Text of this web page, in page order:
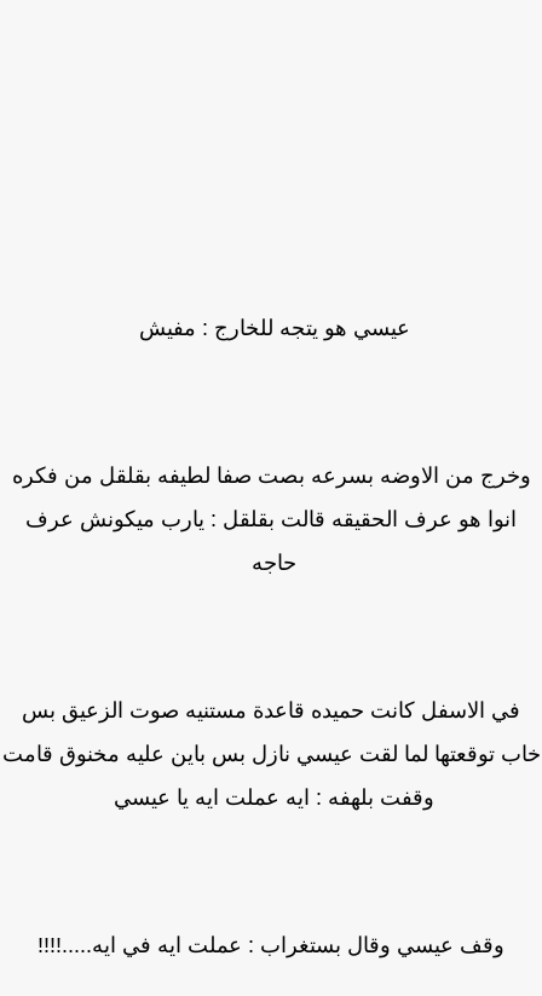
عيسي هو يتجه للخارج : مفيش
من الاوضه بسرعه بصت صفا لطيفه بقلقل من فكره
انوا هو عرف الحقيقه قالت بقلقل : يارب ميكونش عرف
حاجه
في الاسفل كانت حميده قاعدة مستنيه صوت الزعيق بس
توقعتها لما لقت عيسي نازل بس باين عليه مخنوق قامت
وقفت بلهفه : ايه عملت ايه يا عيسي
وقف عيسي وقال بستغراب : عملت ايه في ايه.....!!!!